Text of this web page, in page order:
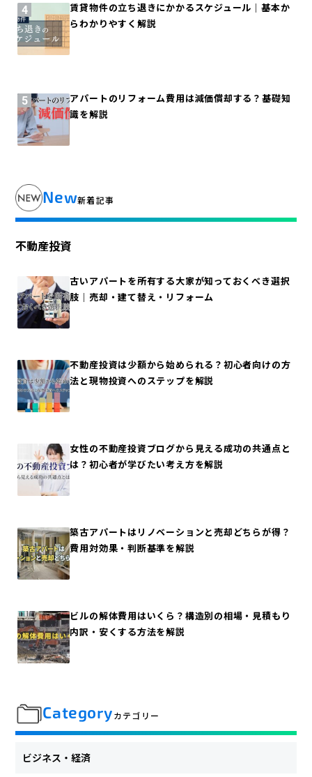
賃貸物件の立ち退きにかかるスケジュール｜基本か
らわかりやすく解説
アパートのリフォーム費用は減価償却する？基礎知
識を解説
New新着記事
不動産投資
古いアパートを所有する大家が知っておくべき選択
肢｜売却・建て替え・リフォーム
不動産投資は少額から始められる？初心者向けの方
法と現物投資へのステップを解説
女性の不動産投資ブログから見える成功の共通点と
は？初心者が学びたい考え方を解説
築古アパートはリノベーションと売却どちらが得？
費用対効果・判断基準を解説
ビルの解体費用はいくら？構造別の相場・見積もり
内訳・安くする方法を解説
Categoryカテゴリー
ビジネス・経済